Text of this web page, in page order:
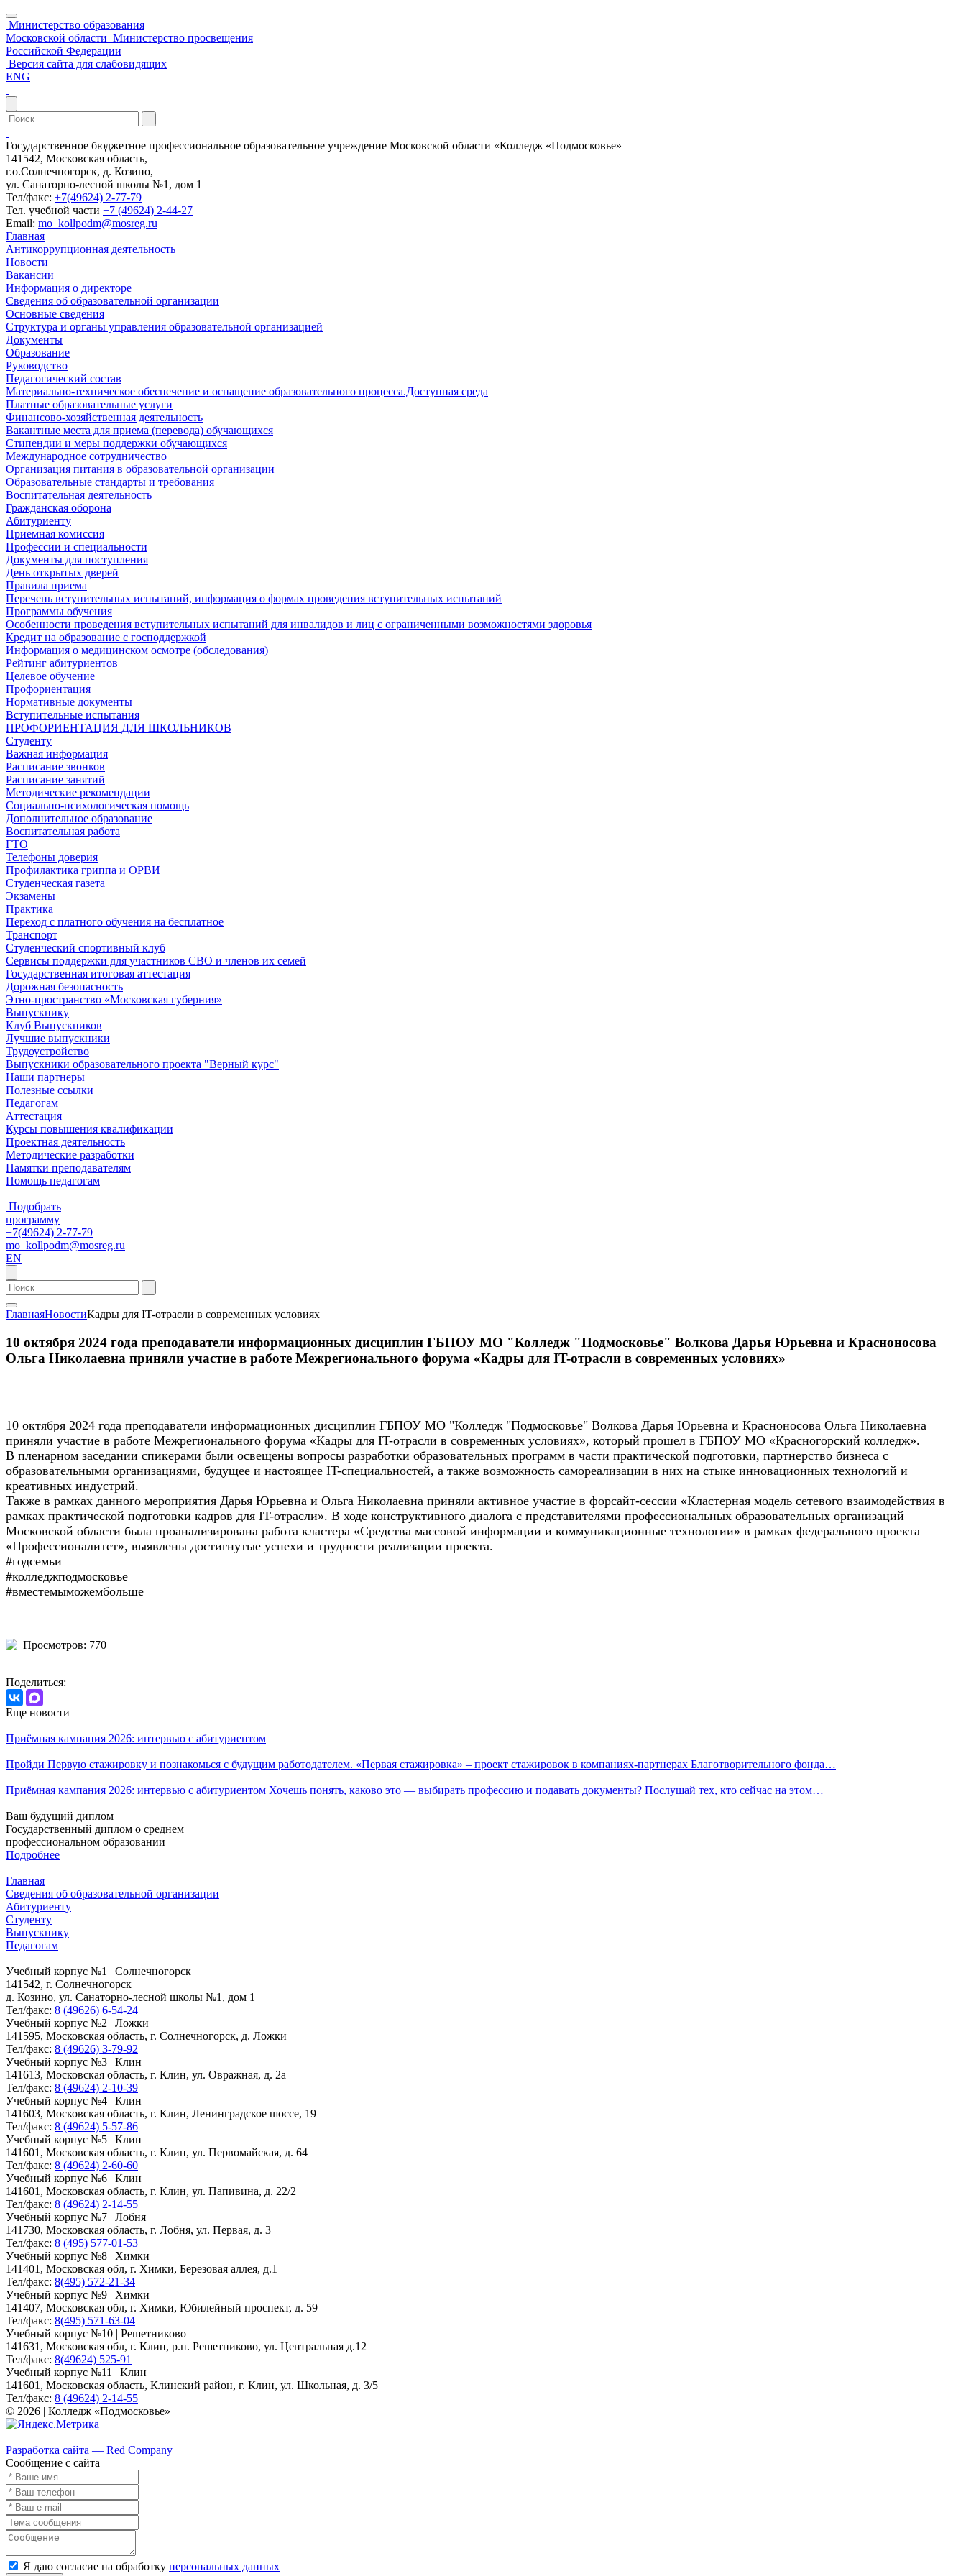
Министерство образования
Московской области Министерство просвещения
Российской Федерации
Версия сайта для слабовидящих
ENG
Государственное бюджетное профессиональное образовательное учреждение Московской области «Колледж «Подмосковье»
141542, Московская область,
г.о.Солнечногорск, д. Козино,
ул. Санаторно-лесной школы №1, дом 1
Тел/факс: +7(49624) 2-77-79
Тел. учебной части +7 (49624) 2-44-27
Email: mo_kollpodm@mosreg.ru
Главная
Антикоррупционная деятельность
Новости
Вакансии
Информация о директоре
Сведения об образовательной организации
Основные сведения
Структура и органы управления образовательной организацией
Документы
Образование
Руководство
Педагогический состав
Материально-техническое обеспечение и оснащение образовательного процесса.Доступная среда
Платные образовательные услуги
Финансово-хозяйственная деятельность
Вакантные места для приема (перевода) обучающихся
Стипендии и меры поддержки обучающихся
Международное сотрудничество
Организация питания в образовательной организации
Образовательные стандарты и требования
Воспитательная деятельность
Гражданская оборона
Абитуриенту
Приемная комиссия
Профессии и специальности
Документы для поступления
День открытых дверей
Правила приема
Перечень вступительных испытаний, информация о формах проведения вступительных испытаний
Программы обучения
Особенности проведения вступительных испытаний для инвалидов и лиц с ограниченными возможностями здоровья
Кредит на образование с господдержкой
Информация о медицинском осмотре (обследования)
Рейтинг абитуриентов
Целевое обучение
Профориентация
Нормативные документы
Вступительные испытания
ПРОФОРИЕНТАЦИЯ ДЛЯ ШКОЛЬНИКОВ
Студенту
Важная информация
Расписание звонков
Расписание занятий
Методические рекомендации
Социально-психологическая помощь
Дополнительное образование
Воспитательная работа
ГТО
Телефоны доверия
Профилактика гриппа и ОРВИ
Cтуденческая газета
Экзамены
Практика
Переход с платного обучения на бесплатное
Транспорт
Студенческий спортивный клуб
Сервисы поддержки для участников СВО и членов их семей
Государственная итоговая аттестация
Дорожная безопасность
Этно-пространство «Московская губерния»
Выпускнику
Клуб Выпускников
Лучшие выпускники
Трудоустройство
Выпускники образовательного проекта "Верный курс"
Наши партнеры
Полезные ссылки
Педагогам
Аттестация
Курсы повышения квалификации
Проектная деятельность
Методические разработки
Памятки преподавателям
Помощь педагогам
Подобрать
программу
+7(49624) 2-77-79
mo_kollpodm@mosreg.ru
EN
ГлавнаяНовостиКадры для IT-отрасли в современных условиях
10 октября 2024 года преподаватели информационных дисциплин ГБПОУ МО "Колледж "Подмосковье" Волкова Дарья Юрьевна и Красноносова
Ольга Николаевна приняли участие в работе Межрегионального форума «Кадры для IT-отрасли в современных условиях»
10 октября 2024 года преподаватели информационных дисциплин ГБПОУ МО "Колледж "Подмосковье" Волкова Дарья Юрьевна и Красноносова Ольга Николаевна
приняли участие в работе Межрегионального форума «Кадры для IT-отрасли в современных условиях», который прошел в ГБПОУ МО «Красногорский колледж».
В пленарном заседании спикерами были освещены вопросы разработки образовательных программ в части практической подготовки, партнерство бизнеса с
образовательными организациями, будущее и настоящее IT-специальностей, а также возможность самореализации в них на стыке инновационных технологий и
креативных индустрий.
Также в рамках данного мероприятия Дарья Юрьевна и Ольга Николаевна приняли активное участие в форсайт-сессии «Кластерная модель сетевого взаимодействия в
рамках практической подготовки кадров для IT-отрасли». В ходе конструктивного диалога с представителями профессиональных образовательных организаций
Московской области была проанализирована работа кластера «Средства массовой информации и коммуникационные технологии» в рамках федерального проекта
«Профессионалитет», выявлены достигнутые успехи и трудности реализации проекта.
#годсемьи
#колледжподмосковье
#вместемыможембольше
Просмотров: 770
Поделиться:
Еще новости
Приёмная кампания 2026: интервью с абитуриентом
Пройди Первую стажировку и познакомься с будущим работодателем. «Первая стажировка» – проект стажировок в компаниях-партнерах Благотворительного фонда…
Приёмная кампания 2026: интервью с абитуриентом Хочешь понять, каково это — выбирать профессию и подавать документы? Послушай тех, кто сейчас на этом…
Ваш будущий диплом
Государственный диплом о среднем
профессиональном образовании
Подробнее
Главная
Сведения об образовательной организации
Абитуриенту
Студенту
Выпускнику
Педагогам
Учебный корпус №1 | Солнечногорск
141542, г. Солнечногорск
д. Козино, ул. Санаторно-лесной школы №1, дом 1
Тел/факс: 8 (49626) 6-54-24
Учебный корпус №2 | Ложки
141595, Московская область, г. Солнечногорск, д. Ложки
Тел/факс: 8 (49626) 3-79-92
Учебный корпус №3 | Клин
141613, Московская область, г. Клин, ул. Овражная, д. 2а
Тел/факс: 8 (49624) 2-10-39
Учебный корпус №4 | Клин
141603, Московская область, г. Клин, Ленинградское шоссе, 19
Тел/факс: 8 (49624) 5-57-86
Учебный корпус №5 | Клин
141601, Московская область, г. Клин, ул. Первомайская, д. 64
Тел/факс: 8 (49624) 2-60-60
Учебный корпус №6 | Клин
141601, Московская область, г. Клин, ул. Папивина, д. 22/2
Тел/факс: 8 (49624) 2-14-55
Учебный корпус №7 | Лобня
141730, Московская область, г. Лобня, ул. Первая, д. 3
Тел/факс: 8 (495) 577-01-53
Учебный корпус №8 | Химки
141401, Московская обл, г. Химки, Березовая аллея, д.1
Тел/факс: 8(495) 572-21-34
Учебный корпус №9 | Химки
141407, Московская обл, г. Химки, Юбилейный проспект, д. 59
Тел/факс: 8(495) 571-63-04
Учебный корпус №10 | Решетниково
141631, Московская обл, г. Клин, р.п. Решетниково, ул. Центральная д.12
Тел/факс: 8(49624) 525-91
Учебный корпус №11 | Клин
141601, Московская область, Клинский район, г. Клин, ул. Школьная, д. 3/5
Тел/факс: 8 (49624) 2-14-55
© 2026 | Колледж «Подмосковье»
Разработка сайта — Red Company
Сообщение с сайта
Я даю согласие на обработку персональных данных